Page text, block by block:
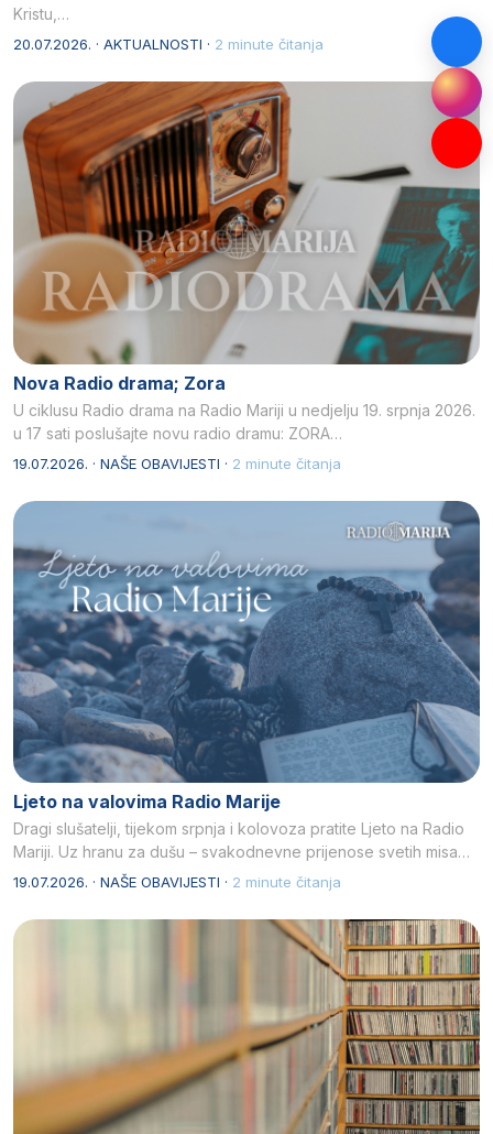
Kristu,…
20.07.2026. · AKTUALNOSTI · 2 minute čitanja
Nova Radio drama; Zora
U ciklusu Radio drama na Radio Mariji u nedjelju 19. srpnja 2026.
u 17 sati poslušajte novu radio dramu: ZORA…
19.07.2026. · NAŠE OBAVIJESTI · 2 minute čitanja
Ljeto na valovima Radio Marije
Dragi slušatelji, tijekom srpnja i kolovoza pratite Ljeto na Radio
Mariji. Uz hranu za dušu – svakodnevne prijenose svetih misa…
19.07.2026. · NAŠE OBAVIJESTI · 2 minute čitanja